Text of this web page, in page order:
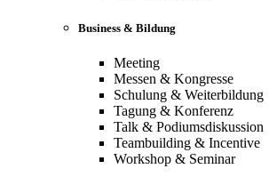
Business & Bildung
Meeting
Messen & Kongresse
Schulung & Weiterbildung
Tagung & Konferenz
Talk & Podiumsdiskussion
Teambuilding & Incentive
Workshop & Seminar